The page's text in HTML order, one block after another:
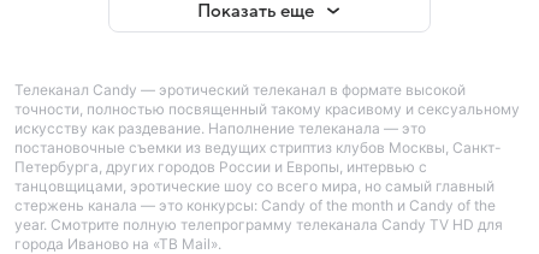
Показать еще
Телеканал Candy — эротический телеканал в формате высокой
точности, полностью посвященный такому красивому и сексуальному
искусству как раздевание. Наполнение телеканала — это
постановочные съемки из ведущих стриптиз клубов Москвы, Санкт-
Петербурга, других городов России и Европы, интервью с
танцовщицами, эротические шоу со всего мира, но самый главный
стержень канала — это конкурсы: Candy of the month и Candy of the
year. Смотрите полную телепрограмму телеканала Candy TV HD для
города Иваново на «ТВ Mail».